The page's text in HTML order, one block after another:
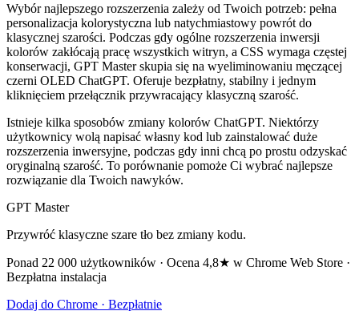
Wybór najlepszego rozszerzenia zależy od Twoich potrzeb: pełna
personalizacja kolorystyczna lub natychmiastowy powrót do
klasycznej szarości. Podczas gdy ogólne rozszerzenia inwersji
kolorów zakłócają pracę wszystkich witryn, a CSS wymaga częstej
konserwacji, GPT Master skupia się na wyeliminowaniu męczącej
czerni OLED ChatGPT. Oferuje bezpłatny, stabilny i jednym
kliknięciem przełącznik przywracający klasyczną szarość.
Istnieje kilka sposobów zmiany kolorów ChatGPT. Niektórzy
użytkownicy wolą napisać własny kod lub zainstalować duże
rozszerzenia inwersyjne, podczas gdy inni chcą po prostu odzyskać
oryginalną szarość. To porównanie pomoże Ci wybrać najlepsze
rozwiązanie dla Twoich nawyków.
GPT Master
Przywróć klasyczne szare tło bez zmiany kodu.
Ponad 22 000 użytkowników · Ocena 4,8★ w Chrome Web Store ·
Bezpłatna instalacja
Dodaj do Chrome · Bezpłatnie